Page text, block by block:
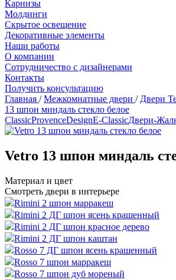
Карнизы
Молдинги
Скрытое освещение
Декоративные элементы
Наши работы
О компании
Сотрудничество с дизайнерами
Контакты
Получить консультацию
Главная /Межкомнатные двери / Двери
13 шпон миндаль стекло белое
ClassicProvenceDesignЕ-ClassicДвери-
Vetro 13 шпон миндаль
Материал и цвет
Смотреть двери в интерьере
Rimini 2 шпон марракеш
Rimini 2 ДГ шпон ясень крашенный
Rimini 2 ДГ шпон красное дерево
Rimini 2 ДГ шпон каштан
Rosso 7 ДГ шпон ясень крашенный
Rosso 7 шпон марракеш
Rosso 7 шпон дуб мореный